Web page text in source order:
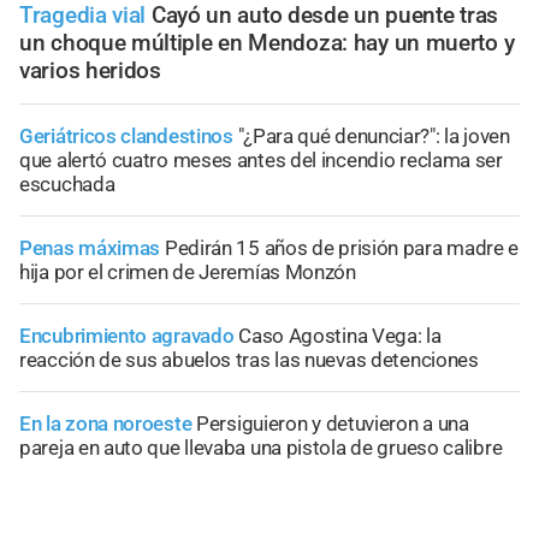
Tragedia vial Cayó un auto desde un puente tras
un choque múltiple en Mendoza: hay un muerto y
varios heridos
Geriátricos clandestinos "¿Para qué denunciar?": la joven
que alertó cuatro meses antes del incendio reclama ser
escuchada
Penas máximas Pedirán 15 años de prisión para madre e
hija por el crimen de Jeremías Monzón
Encubrimiento agravado Caso Agostina Vega: la
reacción de sus abuelos tras las nuevas detenciones
En la zona noroeste Persiguieron y detuvieron a una
pareja en auto que llevaba una pistola de grueso calibre